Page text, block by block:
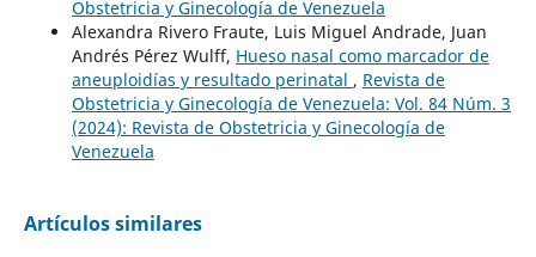
Obstetricia y Ginecología de Venezuela
Alexandra Rivero Fraute, Luis Miguel Andrade, Juan
Andrés Pérez Wulff, Hueso nasal como marcador de
aneuploidías y resultado perinatal , Revista de
Obstetricia y Ginecología de Venezuela: Vol. 84 Núm. 3
(2024): Revista de Obstetricia y Ginecología de
Venezuela
Artículos similares